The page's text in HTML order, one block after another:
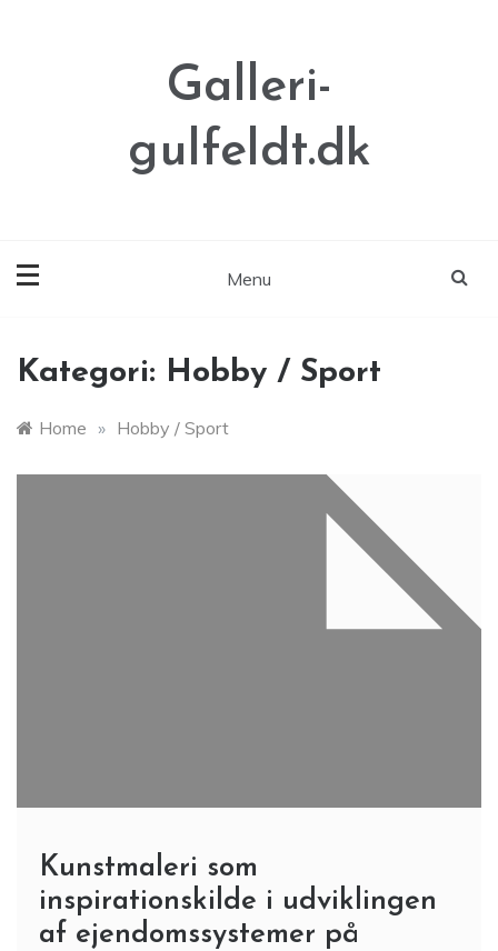
Galleri-
gulfeldt.dk
Menu
Kategori: Hobby / Sport
Home » Hobby / Sport
Kunstmaleri som
inspirationskilde i udviklingen
af ejendomssystemer på